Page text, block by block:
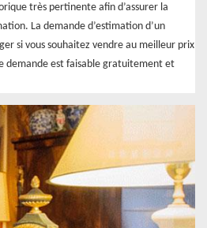
très pertinente afin d’assurer la
La demande d’estimation d’un
si vous souhaitez vendre au meilleur prix
demande est faisable gratuitement et